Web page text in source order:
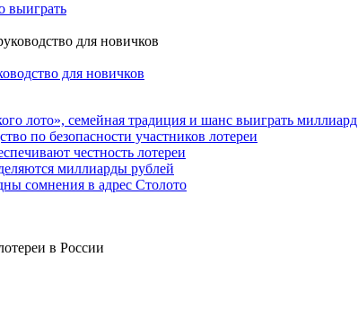
выиграть
для новичков
лото», семейная традиция и шанс выиграть миллиард
по безопасности участников лотереи
честность лотереи
миллиарды рублей
сомнения в адрес Столото
в России